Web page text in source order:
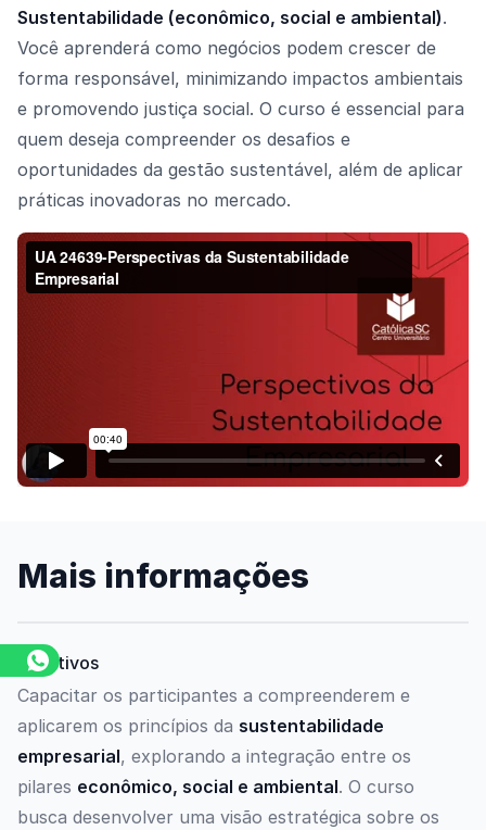
Sustentabilidade (econômico, social e ambiental).
Você aprenderá como negócios podem crescer de
forma responsável, minimizando impactos ambientais
e promovendo justiça social. O curso é essencial para
quem deseja compreender os desafios e
oportunidades da gestão sustentável, além de aplicar
práticas inovadoras no mercado.
Assista o vídeo
Mais informações
Objetivos
Capacitar os participantes a compreenderem e
aplicarem os princípios da sustentabilidade
empresarial, explorando a integração entre os
pilares econômico, social e ambiental. O curso
busca desenvolver uma visão estratégica sobre os